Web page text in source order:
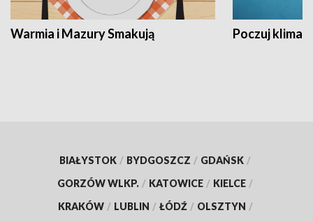
Warmia i Mazury Smakują Poczuj klimat
BIAŁYSTOK / BYDGOSZCZ / GDAŃSK /
GORZÓW WLKP. / KATOWICE / KIELCE /
KRAKÓW / LUBLIN / ŁÓDŹ / OLSZTYN /